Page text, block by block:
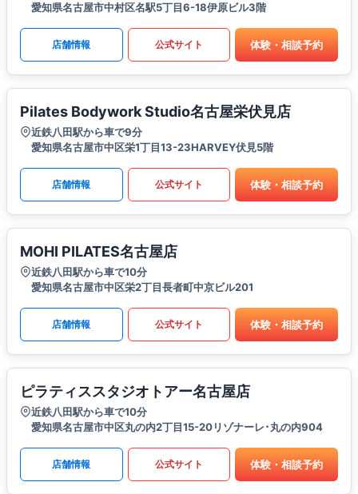
愛知県名古屋市中村区名駅5丁目6-18伊原ビル3階
店舗情報 公式サイト 体験・相談予約
Pilates Bodywork Studio名古屋栄伏見店
近鉄八田駅から車で9分
愛知県名古屋市中区栄1丁目13-23HARVEY伏見5階
店舗情報 公式サイト 体験・相談予約
MOHI PILATES名古屋店
近鉄八田駅から車で10分
愛知県名古屋市中区栄2丁目長者町中京ビル201
店舗情報 公式サイト 体験・相談予約
ピラティススタジオトアー名古屋店
近鉄八田駅から車で10分
愛知県名古屋市中区丸の内2丁目15-20リゾナーレ･丸の内904
店舗情報 公式サイト 体験・相談予約